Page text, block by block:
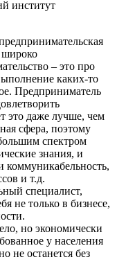
широко
– это про
каких-то
Предприниматель
это даже лучше, чем
сфера, поэтому
спектром
знания, и
коммуникабельность,
и т.д.
специалист,
не только в бизнесе,
но экономически
у населения
не останется без